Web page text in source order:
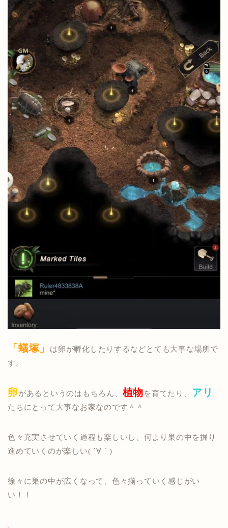
「蟻塚」
は卵が孵化したりするなどとても大事な場所で
す。
卵があるというのはもちろん、 植物を育てたり、 アリ
たちにとって大事なお家なのです＾＾
色々充実させていく過程も楽しいし、何より巣の中を掘り
進めていくのが楽しい( ´∀｀)
徐々に巣の中が広くなって、色々揃っていく感じがい
い！！